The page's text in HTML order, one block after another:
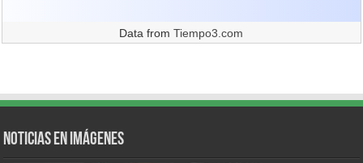
Data fromTiempo3.com
Noticias en Imágenes